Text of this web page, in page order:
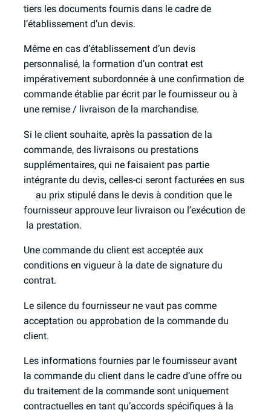
tiers les documents fournis dans le cadre de
l’établissement d’un devis.
Même en cas d’établissement d’un devis
personnalisé, la formation d’un contrat est
impérativement subordonnée à une confirmation de
commande établie par écrit par le fournisseur ou à
une remise / livraison de la marchandise.
Si le client souhaite, après la passation de la
commande, des livraisons ou prestations
supplémentaires, qui ne faisaient pas partie
intégrante du devis, celles-ci seront facturées en sus
au prix stipulé dans le devis à condition que le
fournisseur approuve leur livraison ou l’exécution de
la prestation.
Une commande du client est acceptée aux
conditions en vigueur à la date de signature du
contrat.
Le silence du fournisseur ne vaut pas comme
acceptation ou approbation de la commande du
client.
Les informations fournies par le fournisseur avant
la commande du client dans le cadre d’une offre ou
du traitement de la commande sont uniquement
contractuelles en tant qu’accords spécifiques à la